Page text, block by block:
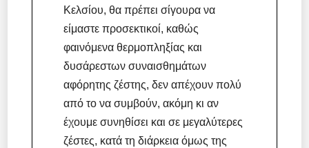
Κελσίου, θα πρέπει σίγουρα να
είμαστε προσεκτικοί, καθώς
φαινόμενα θερμοπληξίας και
δυσάρεστων συναισθημάτων
αφόρητης ζέστης, δεν απέχουν πολύ
από το να συμβούν, ακόμη κι αν
έχουμε συνηθίσει και σε μεγαλύτερες
ζέστες, κατά τη διάρκεια όμως της